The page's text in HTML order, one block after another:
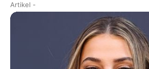
Artikel -